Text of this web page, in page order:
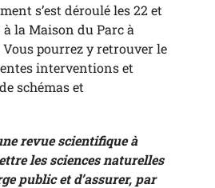
s’est déroulé les 22 et
à la Maison du Parc à
pourrez y retrouver le
interventions et
schémas et
revue scientifique à
les sciences naturelles
public et d’assurer, par